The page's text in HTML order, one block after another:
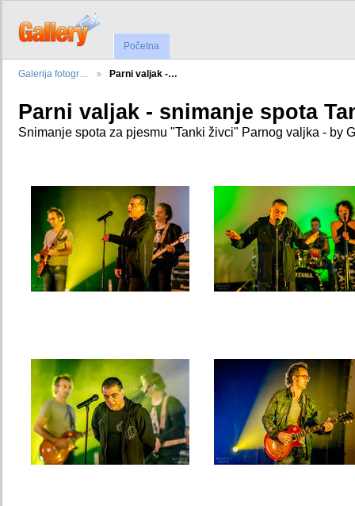
Početna
Galerija fotogr… Parni valjak -…
Parni valjak - snimanje spota
Snimanje spota za pjesmu "Tanki živci" Parnog valjka - by